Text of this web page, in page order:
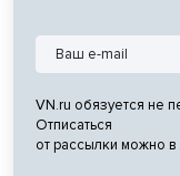
VN.ru обязуется не
Отписаться
от рассылки можно